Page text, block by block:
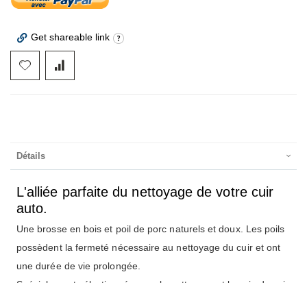
Get shareable link
Détails
L'alliée parfaite du nettoyage de votre cuir
auto.
Une brosse en bois et poil de porc naturels et doux. Les poils
possèdent la fermeté nécessaire au nettoyage du cuir et ont
une durée de vie prolongée.